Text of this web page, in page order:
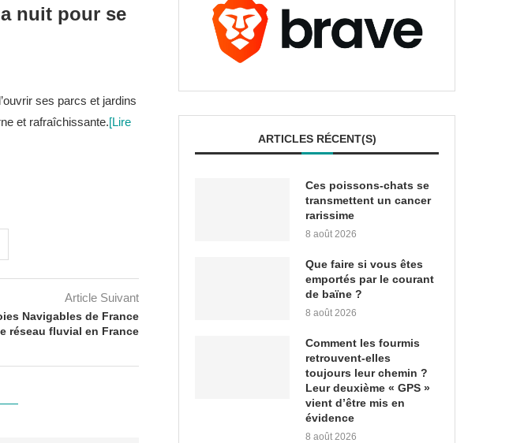
nuit pour se
ses parcs et jardins
et rafraîchissante.[Lire
Article Suivant
Navigables de France
réseau fluvial en France
ARTICLES RÉCENT(S)
Ces poissons-chats se
transmettent un cancer
rarissime
8 août 2026
Que faire si vous êtes
emportés par le courant
de baïne ?
8 août 2026
Comment les fourmis
retrouvent-elles
toujours leur chemin ?
Leur deuxième « GPS »
vient d’être mis en
évidence
8 août 2026